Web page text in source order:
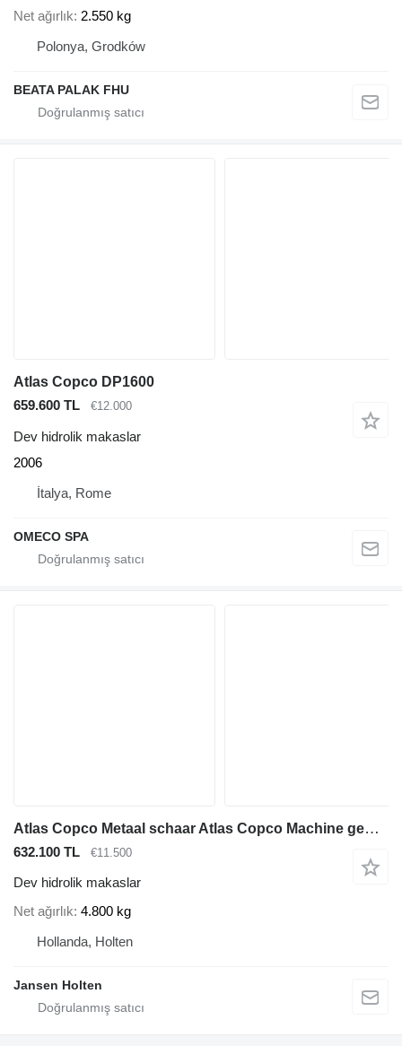
Net ağırlık 2.550 kg
Polonya, Grodków
BEATA PALAK FHU
Atlas Copco DP1600
659.600 TL
€12.000
Dev hidrolik makaslar
2006
İtalya, Rome
OMECO SPA
Atlas Copco Metaal schaar Atlas Copco Machine gew. 30 - 45 ton
632.100 TL €11.500
Dev hidrolik makaslar
Net ağırlık 4.800 kg
Hollanda, Holten
Jansen Holten